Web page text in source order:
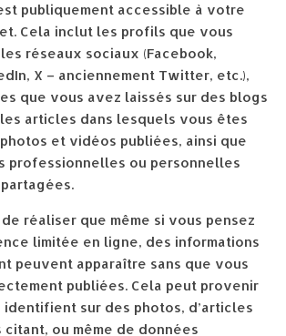
publiquement accessible à votre
Cela inclut les profils que vous
réseaux sociaux (Facebook,
X – anciennement Twitter, etc.),
que vous avez laissés sur des blogs
articles dans lesquels vous êtes
et vidéos publiées, ainsi que
professionnelles ou personnelles
réaliser que même si vous pensez
limitée en ligne, des informations
peuvent apparaître sans que vous
publiées. Cela peut provenir
identifient sur des photos, d’articles
ou même de données